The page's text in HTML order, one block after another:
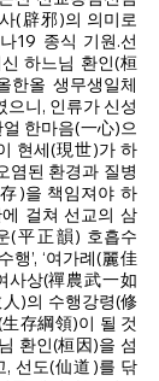
(辟邪)의 의미로
19 종식 기원.선
하느님 환인(桓
한올 생무생일체
으니, 인류가 신성
한마음(一心)으
현세(現世)가 하
염된 환경과 질병
)을 책임져야 하
걸쳐 선교의 삼
(平正韻) 호흡수
행’, ‘여가례(麗佳
사상(禪農武一如
)의 수행강령(修
存綱領)이 될 것
환인(桓因)을 섬
, 선도(仙道)를 닦